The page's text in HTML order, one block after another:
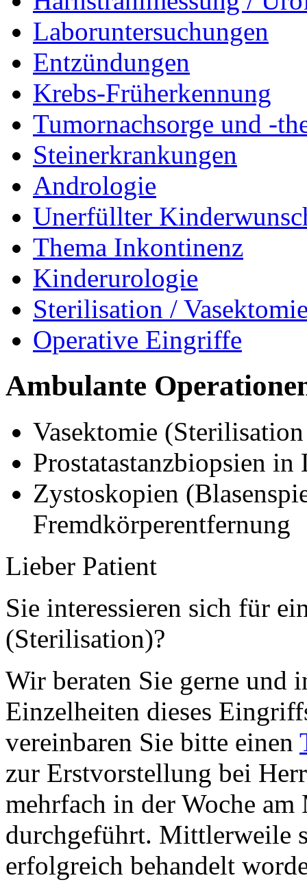
Laboruntersuchungen
Entzündungen
Krebs-Früherkennung
Tumornachsorge und -
Steinerkrankungen
Andrologie
Unerfüllter
Thema Inkontinenz
Kinderurologie
Sterilisation /
Operative Eingriffe
Ambulante
Vasektomie
Prostatastanzbiopsien in
Zystoskopien
Fremdkörperentfernung
Lieber Patient
Sie interessieren sich für
(Sterilisation)?
Wir beraten Sie gerne und
Einzelheiten dieses
vereinbaren Sie bitte einen
zur Erstvorstellung bei
mehrfach in der Woche
durchgeführt. Mittlerweile
erfolgreich behandelt